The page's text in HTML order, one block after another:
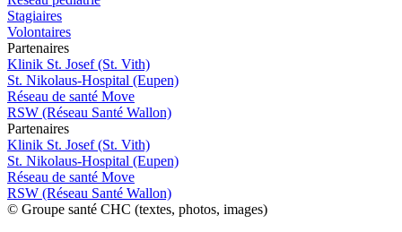
Stagiaires
Volontaires
Partenaires
Klinik St. Josef (St. Vith)
St. Nikolaus-Hospital (Eupen)
Réseau de santé Move
RSW (Réseau Santé Wallon)
Partenaires
Klinik St. Josef (St. Vith)
St. Nikolaus-Hospital (Eupen)
Réseau de santé Move
RSW (Réseau Santé Wallon)
© Groupe santé CHC (textes, photos, images)